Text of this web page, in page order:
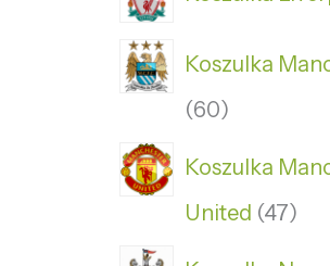
Koszulka
60
Koszulka
United 47